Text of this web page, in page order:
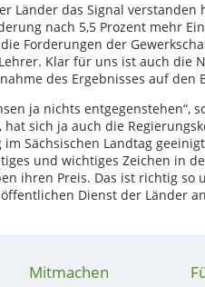
Länder das Signal verstanden
nach 5,5 Prozent mehr
Forderungen der
Klar für uns ist auch die
des Ergebnisses auf den
ja nichts entgegenstehen“,
sich ja auch die
Sächsischen Landtag
und wichtiges Zeichen in
ihren Preis. Das ist richtig so
Dienst der Länder
Mitmachen